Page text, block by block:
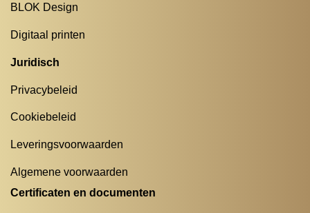
BLOK Design
Digitaal printen
Juridisch
Privacybeleid
Cookiebeleid
Leveringsvoorwaarden
Algemene voorwaarden
Certificaten en documenten